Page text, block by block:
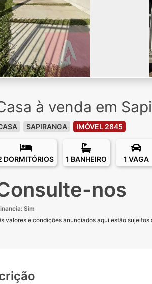
à venda em
SAPIRANGA IMÓVEL 2845
DORMITÓRIOS 1 BANHEIRO 1 VAGA
nos
Sim
valores e condições anunciados aqui estão sujeitos